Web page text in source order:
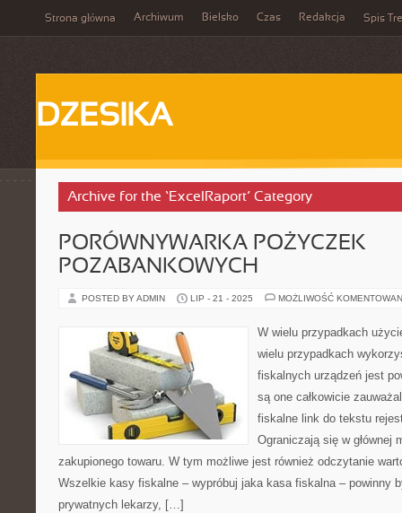
Strona główna Archiwum Bielsko Czas Redakcja Spis
DZESIKA
Archive for the ‘ExcelRaport’ Category
PORÓWNYWARKA POŻYCZEK
POZABANKOWYCH
POSTED BY ADMIN LIP - 21 - 2025 MOŻLIWOŚĆ
W wielu przypadkach
wielu przypadkach
fiskalnych urządzeń jest
są one całkowicie
fiskalne link do tekstu
Ograniczają się w głównej
zakupionego towaru. W tym możliwe jest również odczytanie
Wszelkie kasy fiskalne – wypróbuj jaka kasa fiskalna – powinny
prywatnych lekarzy, […]